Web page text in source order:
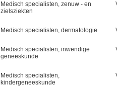
Medisch specialisten, zenuw - en
zielsziekten
Medisch specialisten, dermatologie
Medisch specialisten, inwendige
geneeskunde
Medisch specialisten,
kindergeneeskunde